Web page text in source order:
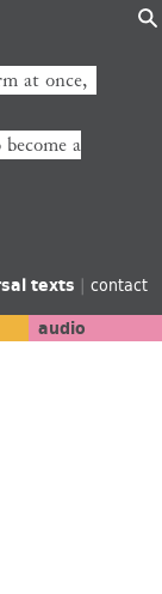
at once,
a
texts | contact
audio